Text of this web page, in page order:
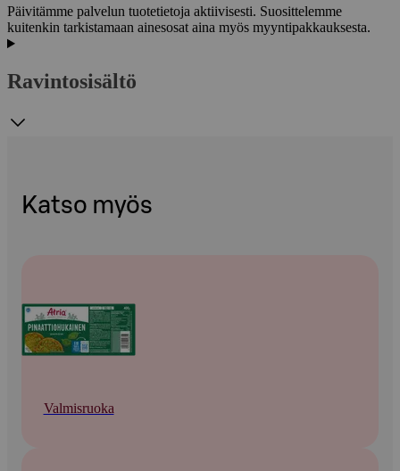
Päivitämme palvelun tuotetietoja aktiivisesti. Suosittelemme
kuitenkin tarkistamaan ainesosat aina myös myyntipakkauksesta.
Ravintosisältö
Katso myös
Valmisruoka